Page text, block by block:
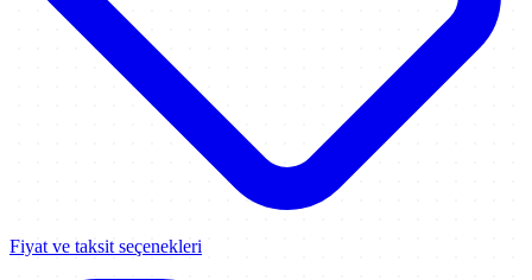
Fiyat ve taksit seçenekleri